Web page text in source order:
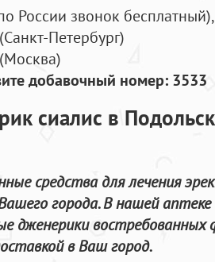
России звонок бесплатный),
(Санкт-Петербург)
(Москва)
добавочный номер: 3533
сиалис в
средства для лечения
города. В нашей
дженерики востребованных
в Ваш город.